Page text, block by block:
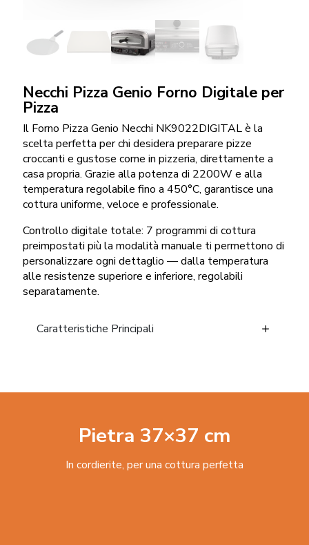
Necchi Pizza Genio Forno Digitale per
Pizza
Il Forno Pizza Genio Necchi NK9022DIGITAL è la
scelta perfetta per chi desidera preparare pizze
croccanti e gustose come in pizzeria, direttamente a
casa propria. Grazie alla potenza di 2200W e alla
temperatura regolabile fino a 450°C, garantisce una
cottura uniforme, veloce e professionale.
Controllo digitale totale: 7 programmi di cottura
preimpostati più la modalità manuale ti permettono di
personalizzare ogni dettaglio — dalla temperatura
alle resistenze superiore e inferiore, regolabili
separatamente.
Caratteristiche Principali
Pietra 37×37 cm
In cordierite, per una cottura perfetta